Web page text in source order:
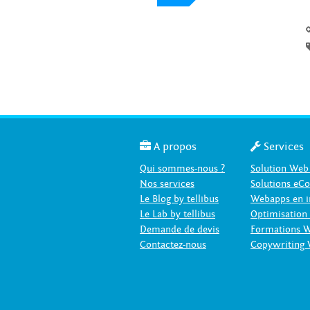
 A propos
Qui sommes-nous ?
Nos services
Le Blog by tellibus
Le Lab by tellibus
Demande de devis
Contactez-nous
 Services
Solution
Solutions
Webapps en
Optimisation
Formations
Copywriting